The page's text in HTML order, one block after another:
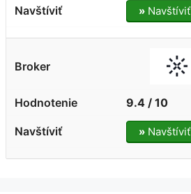
»Navštíviť
9.4 / 10
»Navštíviť